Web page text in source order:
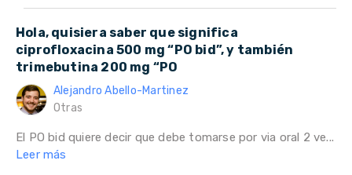
Hola, quisiera saber que significa
ciprofloxacina 500 mg “PO bid”, y también
trimebutina 200 mg “PO
Alejandro Abello-Martinez
Otras
El PO bid quiere decir que debe tomarse por via oral 2 ve...
Leer más